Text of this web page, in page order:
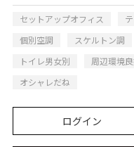
セットアップオフィス
個別空調
スケルトン調
トイレ男女別
周辺環境
オシャレだね
ログイン